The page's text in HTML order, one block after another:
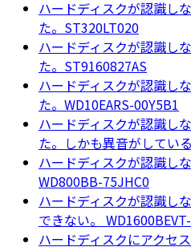
ハードディスクが認識し
た。ST320LT020
ハードディスクが認識し
た。ST9160827AS
ハードディスクが認識し
た。WD10EARS-00Y5B1
ハードディスクが認識し
た。しかも異音がしてい
ハードディスクが認識し
WD800BB-75JHC0
ハードディスクが認識し
できない。
ハードディスクにアクセ